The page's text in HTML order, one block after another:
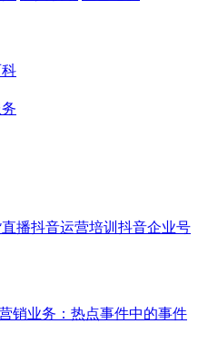
播抖音运营培训 抖音企业号
销业务：热点事件中的事件